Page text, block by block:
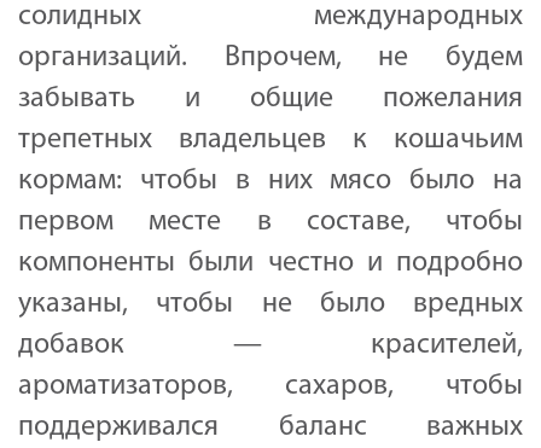
солидных международных
организаций. Впрочем, не будем
забывать и общие пожелания
трепетных владельцев к кошачьим
кормам: чтобы в них мясо было на
первом месте в составе, чтобы
компоненты были честно и подробно
указаны, чтобы не было вредных
добавок — красителей,
ароматизаторов, сахаров, чтобы
поддерживался баланс важных